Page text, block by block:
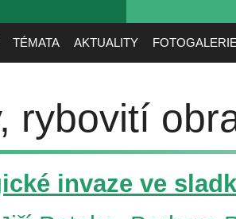
TÉMATA AKTUALITY
rybovití
invaze ve